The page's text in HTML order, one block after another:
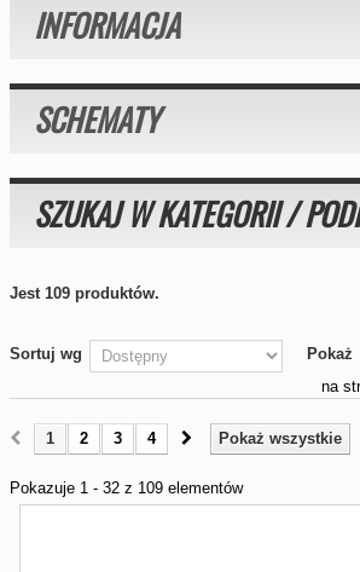
INFORMACJA
SCHEMATY
SZUKAJ W KATEGORII /
Jest 109 produktów.
Sortuj wg
Pokaż
na
Pokaż wszystkie
1 2 3 4
Pokazuje 1 - 32 z 109 elementów